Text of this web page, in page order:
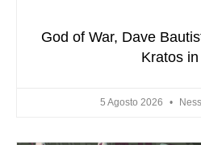
God of War, Dave
Kratos
5 Agosto 2026